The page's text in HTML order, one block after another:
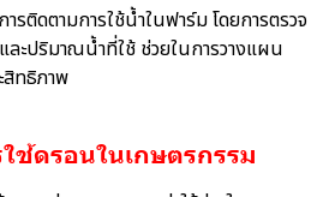
รติดตามการใช้น้ำในฟาร์ม โดยการตรวจ
ะปริมาณน้ำที่ใช้ ช่วยในการวางแผน
สิทธิภาพ
ช้ดรอนในเกษตรกรรม